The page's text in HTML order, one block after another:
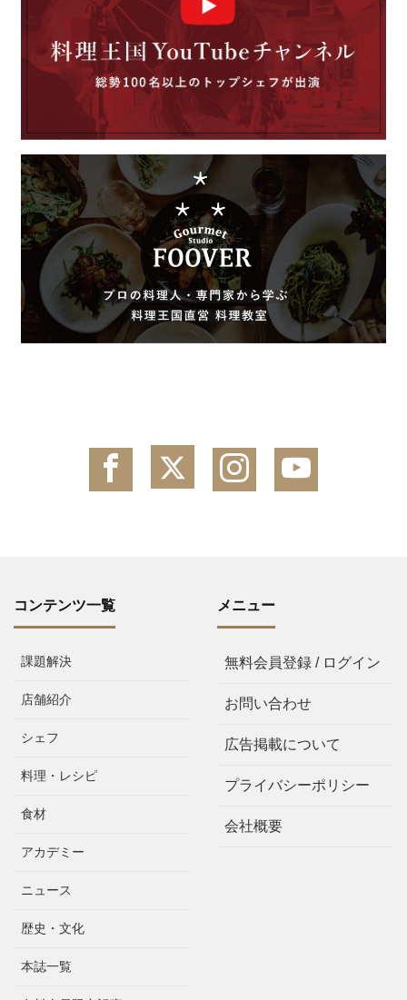
コンテンツ一覧
課題解決
店舗紹介
シェフ
料理・レシピ
食材
アカデミー
ニュース
歴史・文化
本誌一覧
メニュー
無料会員登録 / ログイン
お問い合わせ
広告掲載について
プライバシーポリシー
会社概要